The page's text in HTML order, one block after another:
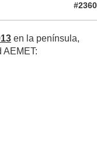
#2360
en la península,
AEMET: